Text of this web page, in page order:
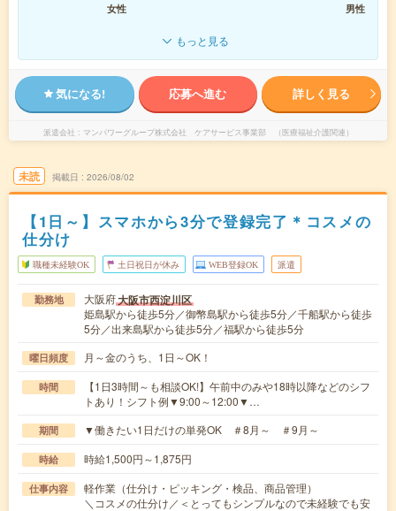
女性
男性
もっと見る
気になる! 応募へ進む 詳しく見る
派遣会社 マンパワーグループ株式会社 ケアサービス事業部 （医療福祉介護関連）
未読 掲載日 2026/08/02
【1日～】スマホから3分で登録完了＊コスメの
仕分け
職種未経験OK 土日祝日が休み WEB登録OK 派遣
勤務地 大阪府大阪市西淀川区
姫島駅から徒歩5分／御幣島駅から徒歩5分／千船駅から徒歩
5分／出来島駅から徒歩5分／福駅から徒歩5分
曜日頻度 月～金のうち、1日～OK！
時間
【1日3時間～も相談OK!】午前中のみや18時以降などのシフ
トあり！シフト例▼9:00～12:00▼…
期間 ▼働きたい1日だけの単発OK ＃8月～ ＃9月～
時給 時給1,500円～1,875円
仕事内容
軽作業（仕分け・ピッキング・検品、商品管理）
＼コスメの仕分け／＜とってもシンプルなので未経験でも安